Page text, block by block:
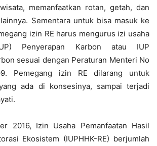
memanfaatkan rotan, getah, dan
Sementara untuk bisa masuk ke
izin RE harus mengurus izi usaha
Penyerapan Karbon atau IUP
sesuai dengan Peraturan Menteri No
Pemegang izin RE dilarang untuk
ada di konsesinya, sampai terjadi
2016, Izin Usaha Pemanfaatan Hasil
Ekosistem (IUPHHK-RE) berjumlah